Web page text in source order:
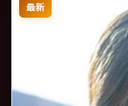
最新